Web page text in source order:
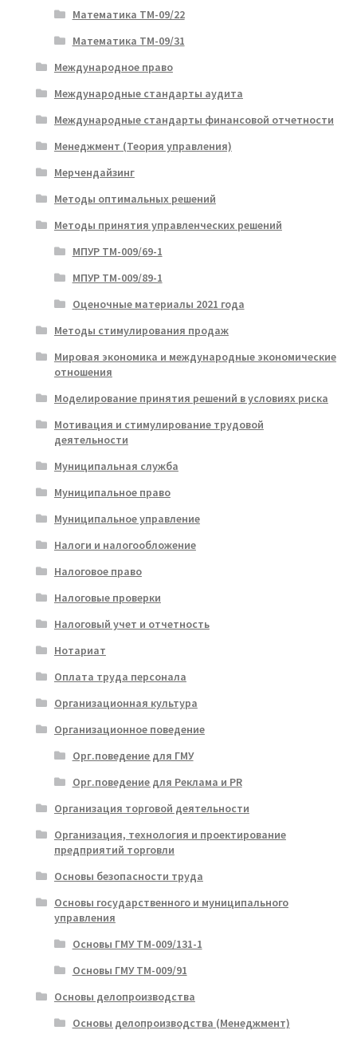
Математика ТМ-09/22
Математика ТМ-09/31
Международное право
Международные стандарты аудита
Международные стандарты финансовой отчетности
Менеджмент (Теория управления)
Мерчендайзинг
Методы оптимальных решений
Методы принятия управленческих решений
МПУР ТМ-009/69-1
МПУР ТМ-009/89-1
Оценочные материалы 2021 года
Методы стимулирования продаж
Мировая экономика и международные экономические
отношения
Моделирование принятия решений в условиях риска
Мотивация и стимулирование трудовой
деятельности
Муниципальная служба
Муниципальное право
Муниципальное управление
Налоги и налогообложение
Налоговое право
Налоговые проверки
Налоговый учет и отчетность
Нотариат
Оплата труда персонала
Организационная культура
Организационное поведение
Орг.поведение для ГМУ
Орг.поведение для Реклама и PR
Организация торговой деятельности
Организация, технология и проектирование
предприятий торговли
Основы безопасности труда
Основы государственного и муниципального
управления
Основы ГМУ ТМ-009/131-1
Основы ГМУ ТМ-009/91
Основы делопроизводства
Основы делопроизводства (Менеджмент)